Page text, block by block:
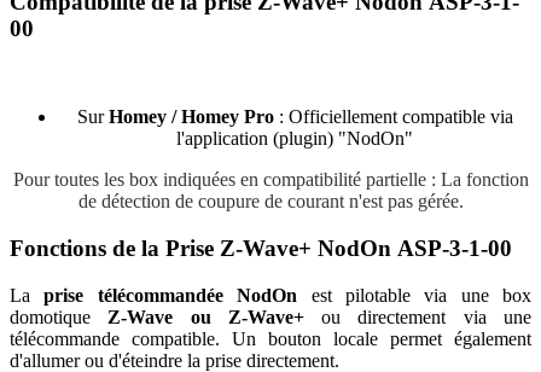
00
SurHomey / Homey Pro: Officiellement compatible via
l'application (plugin) "NodOn"
Pour toutes les box indiquées en compatibilité partielle : La fonction
de détection de coupure de courant n'est pas gérée.
Fonctions de la Prise Z-Wave+ NodOn ASP-3-1-00
Laprise télécommandée NodOn est pilotable via une box
domotique Z-Wave ou Z-Wave+ou directement via une
télécommande compatible. Un bouton locale permet également
d'allumer ou d'éteindre la prise directement.